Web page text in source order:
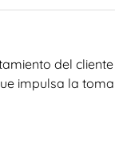
del cliente
impulsa la